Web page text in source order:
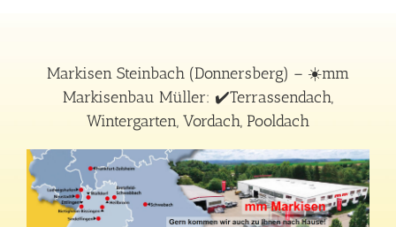
Markisen Steinbach (Donnersberg) – ☀️mm
Markisenbau Müller: ✔️Terrassendach,
Wintergarten, Vordach, Pooldach